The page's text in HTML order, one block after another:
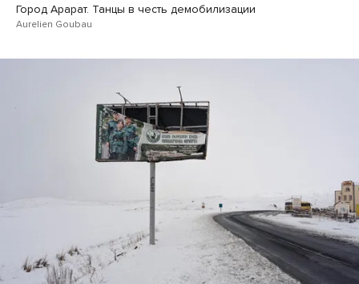
Город Арарат. Танцы в честь демобилизации
Aurelien Goubau